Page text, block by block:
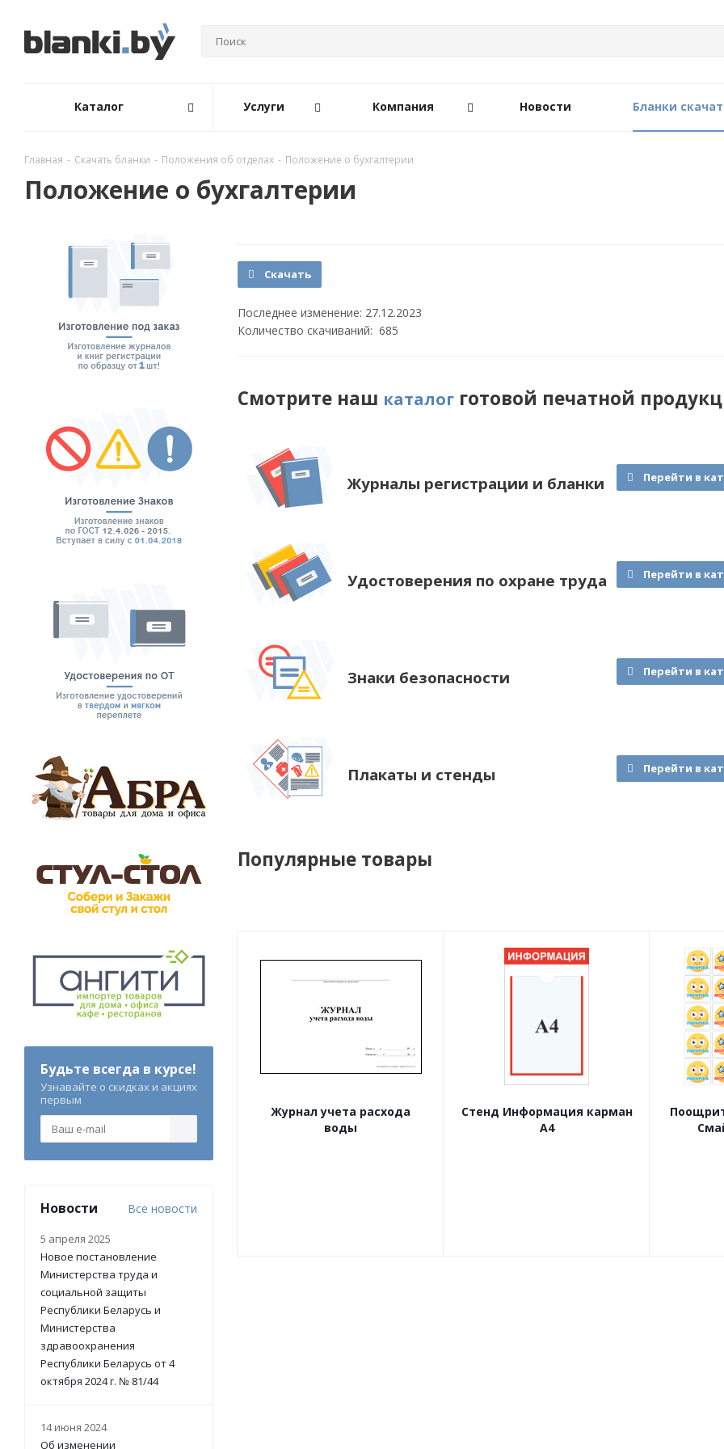
Каталог Услуги Компания Новости Бланки
Главная - Скачать бланки - Положения об отделах - Положение о бухгалтерии
Положение о бухгалтерии
Скачать
Последнее изменение: 27.12.2023
Количество скачиваний: 685
Смотрите наш каталог готовой печатной
Журналы регистрации и бланки Перейти в
Удостоверения по охране труда Перейти в
Знаки безопасности Перейти в
Плакаты и стенды Перейти в
Популярные товары
Журнал учета расхода
воды
Стенд Информация карман
А4
Будьте всегда в курсе!
Узнавайте о скидках и акциях
первым
Новости Все новости
5 апреля 2025
Новое постановление
Министерства труда и
социальной защиты
Республики Беларусь и
Министерства
здравоохранения
Республики Беларусь от 4
октября 2024 г. № 81/44
14 июня 2024
Об изменении